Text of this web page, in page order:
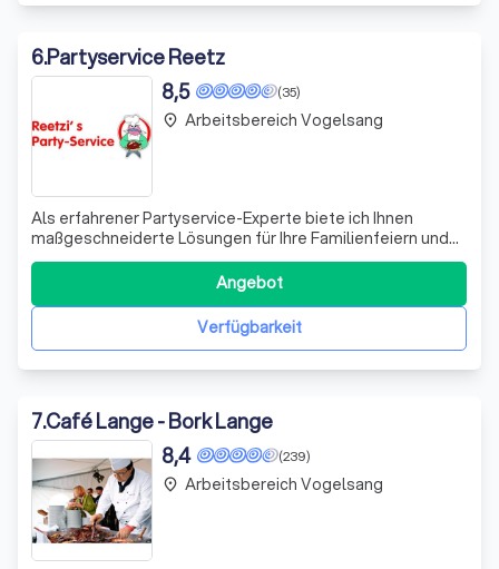
6.Partyservice Reetz
(35)
8,5
Als erfahrener Partyservice-Experte biete ich Ihnen
maßgeschneiderte Lösungen für Ihre Familienfeiern und
kleinen Firmenevents. Mit meiner Expertise und
Leidenschaft für das Detail, sorge ich dafür, dass Ihre
Veranstaltung unvergesslich wird. Ich freue mich darauf,
Ihre individuellen Wünsche zu erfü
Verfügbarkeit
Angebot
place Arbeitsbereich Vogelsang
7.Café Lange - Bork Lange
(239)
8,4
place Arbeitsbereich Vogelsang